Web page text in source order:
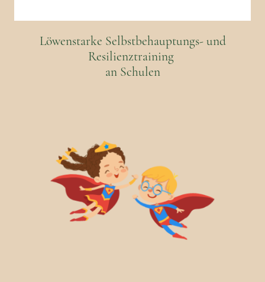
Löwenstarke Selbstbehauptungs- und
Resilienztraining
an Schulen